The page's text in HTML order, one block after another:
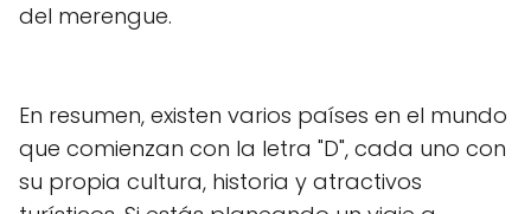
del merengue.
En resumen, existen varios países en el mundo
que comienzan con la letra "D", cada uno con
su propia cultura, historia y atractivos